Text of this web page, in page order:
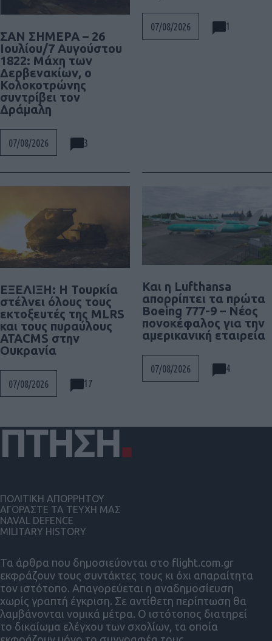
ΣΑΝ ΣΗΜΕΡΑ – 26
Ιουλίου/7 Αυγούστου
1822: Μάχη των
Δερβενακίων, ο
Κολοκοτρώνης
συντρίβει τον
Δράμαλη
07/08/2026 3
07/08/2026 1
ΕΞΕΛΙΞΗ: H Τουρκία
στέλνει όλους τους
εκτοξευτές της MLRS
και τους πυραύλους
ATACMS στην
Ουκρανία
07/08/2026 17
Και η Lufthansa
απορρίπτει τα πρώτα
Boeing 777-9 – Νέος
πονοκέφαλος για την
αμερικανική εταιρεία
07/08/2026 4
Τα άρθρα που δημοσιεύονται στο flight.com.gr
εκφράζουν τους συντάκτες τους κι όχι απαραίτητα
τον ιστότοπο. Απαγορεύεται η αναδημοσίευση
χωρίς γραπτή έγκριση. Σε αντίθετη περίπτωση θα
λαμβάνονται νομικά μέτρα. Ο ιστότοπος διατηρεί
το δικαίωμα ελέγχου των σχολίων, τα οποία
ΠΟΛΙΤΙΚΗ ΑΠΟΡΡΗΤΟΥ
ΑΓΟΡΑΣΤΕ ΤΑ ΤΕΥΧΗ ΜΑΣ
NAVAL DEFENCE
MILITARY HISTORY